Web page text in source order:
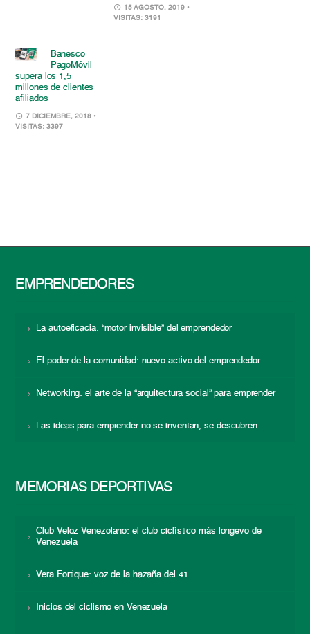
15 AGOSTO, 2019 •
VISITAS: 3191
Banesco
PagoMóvil
supera los 1,5
millones de clientes
afiliados
7 DICIEMBRE, 2018 •
VISITAS: 3397
EMPRENDEDORES
La autoeficacia: “motor invisible” del emprendedor
El poder de la comunidad: nuevo activo del emprendedor
Networking: el arte de la “arquitectura social” para emprender
Las ideas para emprender no se inventan, se descubren
MEMORIAS DEPORTIVAS
Club Veloz Venezolano: el club ciclístico más longevo de
Venezuela
Vera Fortique: voz de la hazaña del 41
Inicios del ciclismo en Venezuela